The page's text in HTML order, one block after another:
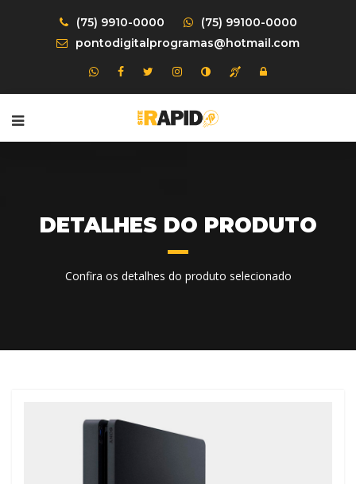
(75) 9910-0000
(75) 99100-0000
pontodigitalprogramas@hotmail.com
DETALHES DO PRODUTO
Confira os detalhes do produto selecionado